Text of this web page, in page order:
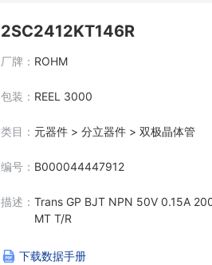
2SC2412KT146R
厂牌： ROHM
包装： REEL 3000
类目： 元器件 > 分立器件 > 双极晶体管
编号： B000044447912
描述： Trans GP BJT NPN 50V 0.15A
MT T/R
下载数据手册